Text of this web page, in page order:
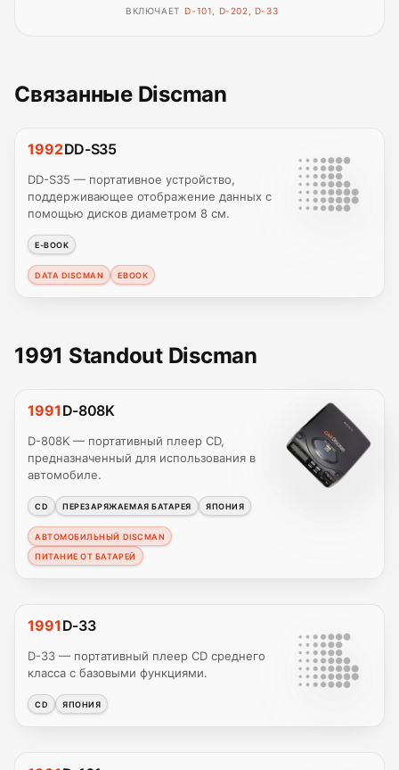
ВКЛЮЧАЕТ D-101, D-202, D-33
Связанные Discman
1992DD-S35
DD-S35 — портативное устройство,
поддерживающее отображение данных с
помощью дисков диаметром 8 см.
E-BOOK
DATA DISCMAN EBOOK
1991 Standout Discman
1991 D-808K
D-808K — портативный плеер CD,
предназначенный для использования в
автомобиле.
CD ПЕРЕЗАРЯЖАЕМАЯ БАТАРЕЯ ЯПОНИЯ
АВТОМОБИЛЬНЫЙ DISCMAN
ПИТАНИЕ ОТ БАТАРЕЙ
1991 D-33
D-33 — портативный плеер CD среднего
класса с базовыми функциями.
CD ЯПОНИЯ